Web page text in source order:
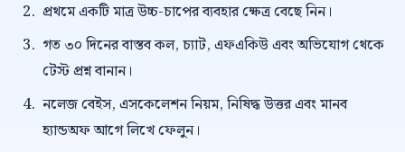
প্রথমে একটি মাত্র উচ্চ-চাপের ব্যবহার ক্ষেত্র বেছে নিন।
গত ৩০ দিনের বাস্তব কল, চ্যাট, এফএকিউ এবং অভিযোগ থেকে
টেস্ট প্রশ্ন বানান।
নলেজ বেইস, এসকেলেশন নিয়ম, নিষিদ্ধ উত্তর এবং মানব
হ্যান্ডঅফ আগে লিখে ফেলুন।